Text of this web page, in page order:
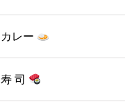
カレー
寿 司